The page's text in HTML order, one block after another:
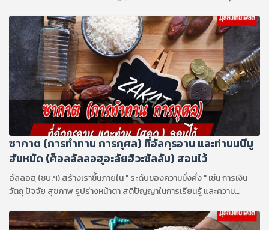
ซากาต (การทำทาน การกุศล) ที่อัลกุรอาน และท่านนบีมู
ฮัมหมัด (ศ็อลลัลลอฮุอะลัยฮิวะซัลลัม) สอนไว้
อัลลอฮฺ (ซบ.ฯ) สร้างเราขึ้นภายใน " ระดับของความมั่งคั่ง " เช่น การเงิน
วัตถุ ปัจจัย สุขภาพ รูปร่างหน้าตา สติปัญญาในการเรียนรู้ และความ